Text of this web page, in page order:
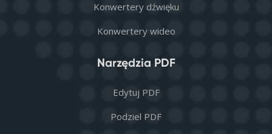
Konwertery dźwięku
Konwertery wideo
Narzędzia PDF
Edytuj PDF
Podziel PDF